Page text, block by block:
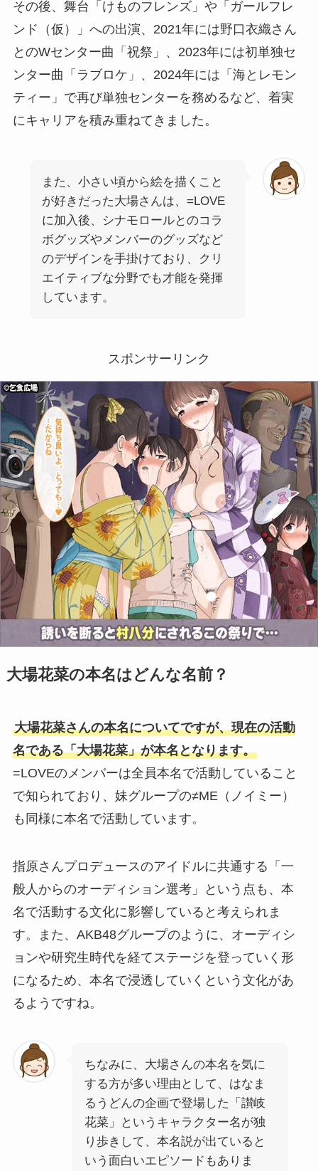
その後、舞台「けものフレンズ」や「ガールフレ
ンド（仮）」への出演、2021年には野口衣織さん
とのWセンター曲「祝祭」、2023年には初単独セ
ンター曲「ラブロケ」、2024年には「海とレモン
ティー」で再び単独センターを務めるなど、着実
にキャリアを積み重ねてきました。
また、小さい頃から絵を描くこと
が好きだった大場さんは、=LOVE
に加入後、シナモロールとのコラ
ボグッズやメンバーのグッズなど
のデザインを手掛けており、クリ
エイティブな分野でも才能を発揮
しています。
スポンサーリンク
大場花菜の本名はどんな名前？
大場花菜さんの本名についてですが、現在の活動
名である「大場花菜」が本名となります。
=LOVEのメンバーは全員本名で活動していること
で知られており、妹グループの≠ME（ノイミー）
も同様に本名で活動しています。
指原さんプロデュースのアイドルに共通する「一
般人からのオーディション選考」という点も、本
名で活動する文化に影響していると考えられま
す。また、AKB48グループのように、オーディシ
ョンや研究生時代を経てステージを登っていく形
になるため、本名で浸透していくという文化があ
るようですね。
ちなみに、大場さんの本名を気に
する方が多い理由として、はなま
るうどんの企画で登場した「讃岐
花菜」というキャラクター名が独
り歩きして、本名説が出ていると
いう面白いエピソードもありま